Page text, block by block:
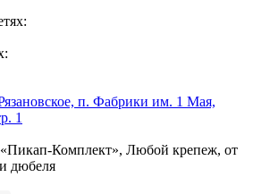
п. Фабрики им. 1 Мая,
1
Комплект», Любой крепеж, от
дюбеля